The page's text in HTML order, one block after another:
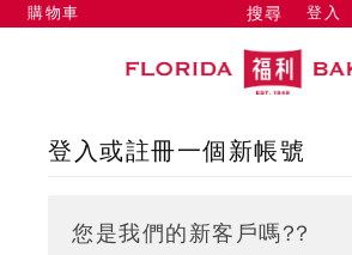
搜尋 登入
購物車
登入或註冊一個新帳號
您是我們的新客戶嗎??